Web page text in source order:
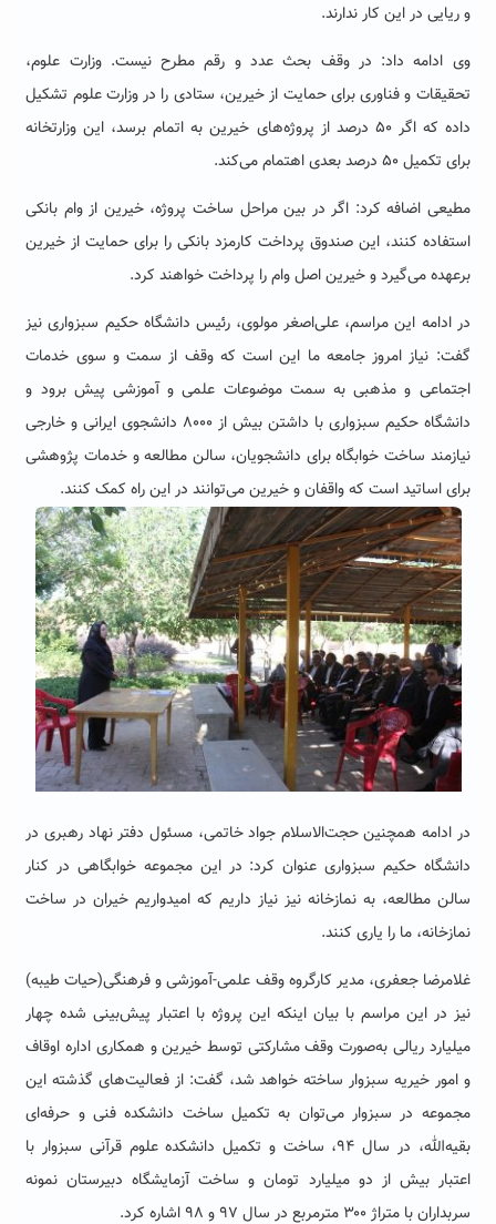
و ریایی در این کار ندارند.
وی ادامه داد: در وقف بحث عدد و رقم مطرح نیست. وزارت علوم،
تحقیقات و فناوری برای حمایت از خیرین، ستادی را در وزارت علوم تشکیل
داده که اگر ۵۰ درصد از پروژه‌های خیرین به اتمام برسد، این وزارتخانه
برای تکمیل ۵۰‌ درصد بعدی اهتمام می‌کند.
مطیعی اضافه کرد: اگر در بین مراحل ساخت پروژه، خیرین از وام بانکی
استفاده کنند، این صندوق پرداخت کارمزد بانکی را برای حمایت از خیرین
برعهده می‌گیرد و خیرین اصل وام را پرداخت خواهند کرد.
در ادامه این مراسم، علی‌اصغر مولوی، رئیس دانشگاه حکیم سبزواری نیز
گفت: نیاز امروز جامعه ما این است که وقف از سمت و سوی خدمات
اجتماعی و مذهبی به سمت موضوعات علمی و آموزشی پیش برود و
دانشگاه حکیم سبزواری با داشتن بیش از ۸۰۰۰ دانشجوی ایرانی و خارجی
نیازمند ساخت خوابگاه برای دانشجویان، سالن مطالعه و خدمات پژوهشی
برای اساتید است که واقفان و خیرین می‌توانند در این راه کمک کنند.
در ادامه همچنین حجت‌الاسلام جواد خاتمی، مسئول دفتر نهاد رهبری در
دانشگاه حکیم سبزواری عنوان کرد: در این مجموعه خوابگاهی در کنار
سالن مطالعه، به نمازخانه نیز نیاز داریم که امیدواریم خیران در ساخت
نمازخانه، ما را یاری کنند.
غلامرضا جعفری، مدیر کارگروه وقف علمی-آموزشی و فرهنگی(حیات طیبه)
نیز در این مراسم با بیان اینکه این پروژه با اعتبار پیش‌بینی شده چهار
میلیارد ریالی به‌صورت وقف مشارکتی توسط خیرین و همکاری اداره اوقاف
و امور خیریه سبزوار ساخته خواهد شد، گفت: از فعالیت‌های گذشته این
مجموعه در سبزوار می‌توان به تکمیل ساخت دانشکده فنی و حرفه‌ای
بقیه‌الله، در سال ۹۴، ساخت و تکمیل دانشکده علوم قرآنی سبزوار با
اعتبار بیش از دو میلیارد تومان و ساخت آزمایشگاه دبیرستان نمونه
سربداران با متراژ ۳۰۰ مترمربع در سال ۹۷ و ۹۸ اشاره کرد.